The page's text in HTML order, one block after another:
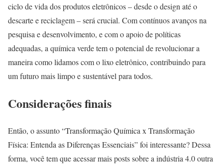
ciclo de vida dos produtos eletrônicos – desde o design até o
descarte e reciclagem – será crucial. Com contínuos avanços na
pesquisa e desenvolvimento, e com o apoio de políticas
adequadas, a química verde tem o potencial de revolucionar a
maneira como lidamos com o lixo eletrônico, contribuindo para
um futuro mais limpo e sustentável para todos.
Considerações finais
Então, o assunto “Transformação Química x Transformação
Física: Entenda as Diferenças Essenciais” foi interessante? Dessa
forma, você tem que acessar mais posts sobre a indústria 4.0 outra